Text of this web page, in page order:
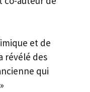
et de
révélé des
qui